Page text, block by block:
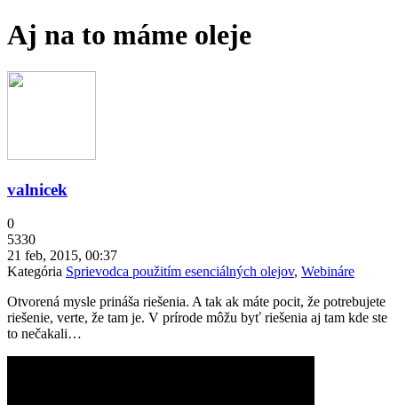
Aj na to máme oleje
valnicek
0
5330
21 feb, 2015, 00:37
Kategória Sprievodca použitím esenciálných olejov, Webináre
Otvorená mysle prináša riešenia. A tak ak máte pocit, že potrebujete
riešenie, verte, že tam je. V prírode môžu byť riešenia aj tam kde ste
to nečakali…